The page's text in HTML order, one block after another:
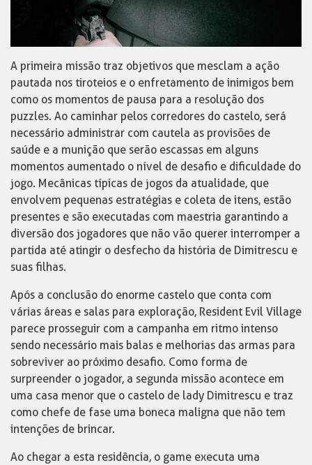
A primeira missão traz objetivos que mesclam a ação
pautada nos tiroteios e o enfretamento de inimigos bem
como os momentos de pausa para a resolução dos
puzzles. Ao caminhar pelos corredores do castelo, será
necessário administrar com cautela as provisões de
saúde e a munição que serão escassas em alguns
momentos aumentado o nível de desafio e dificuldade do
jogo. Mecânicas típicas de jogos da atualidade, que
envolvem pequenas estratégias e coleta de itens, estão
presentes e são executadas com maestria garantindo a
diversão dos jogadores que não vão querer interromper a
partida até atingir o desfecho da história de Dimitrescu e
suas filhas.
Após a conclusão do enorme castelo que conta com
várias áreas e salas para exploração, Resident Evil Village
parece prosseguir com a campanha em ritmo intenso
sendo necessário mais balas e melhorias das armas para
sobreviver ao próximo desafio. Como forma de
surpreender o jogador, a segunda missão acontece em
uma casa menor que o castelo de lady Dimitrescu e traz
como chefe de fase uma boneca maligna que não tem
intenções de brincar.
Ao chegar a esta residência, o game executa uma